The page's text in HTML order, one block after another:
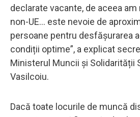
declarate vacante, de aceea
non-UE... este nevoie de
persoane pentru desfășurarea
condiții optime”, a explicat
Ministerul Muncii și Solidarității
Vasilcoiu.
Dacă toate locurile de muncă